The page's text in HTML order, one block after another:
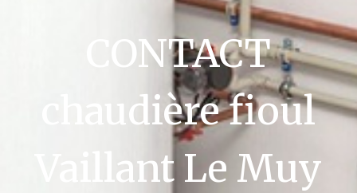
CONTACT
chaudière fioul
Vaillant Le Muy